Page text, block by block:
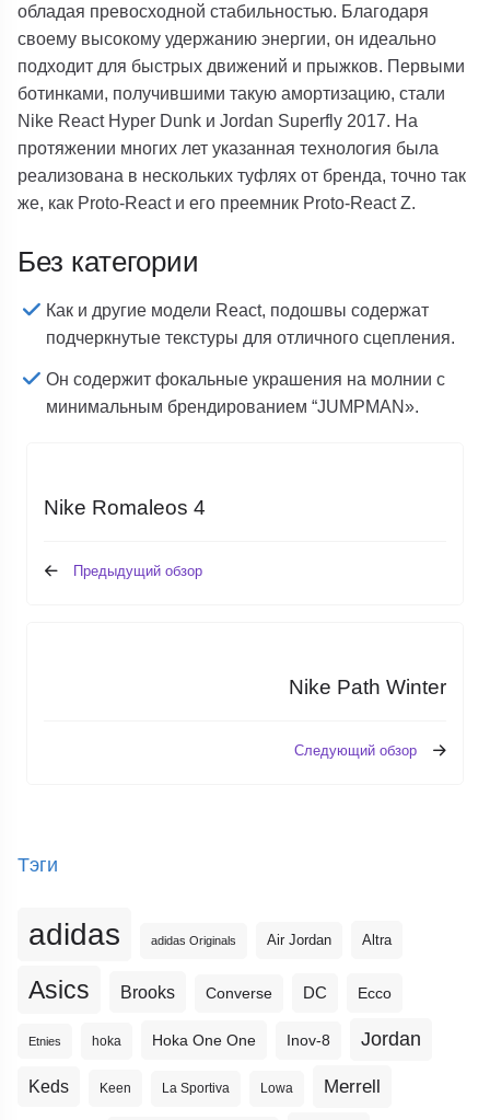
обладая превосходной стабильностью. Благодаря
своему высокому удержанию энергии, он идеально
подходит для быстрых движений и прыжков. Первыми
ботинками, получившими такую амортизацию, стали
Nike React Hyper Dunk и Jordan Superfly 2017. На
протяжении многих лет указанная технология была
реализована в нескольких туфлях от бренда, точно так
же, как Proto-React и его преемник Proto-React Z.
Без категории
Как и другие модели React, подошвы содержат
подчеркнутые текстуры для отличного сцепления.
Он содержит фокальные украшения на молнии с
минимальным брендированием “JUMPMAN».
Nike Romaleos 4
Предыдущий обзор
Nike Path Winter
Следующий обзор
Тэги
adidas adidas Originals Air Jordan Altra
Asics Brooks Converse DC Ecco
Etnies hoka Hoka One One Inov-8 Jordan
Keds Keen La Sportiva Lowa Merrell